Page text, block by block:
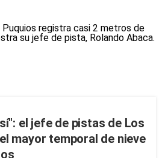
el jefe de pistas de Los
mayor temporal de nieve